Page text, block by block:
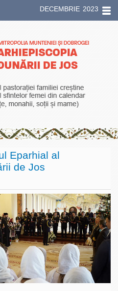
DECEMBRIE 2023
Eparhial al
de Jos